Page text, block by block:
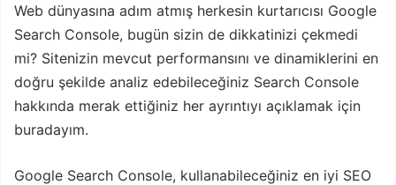
Web dünyasına adım atmış herkesin kurtarıcısı Google
Search Console, bugün sizin de dikkatinizi çekmedi
mi? Sitenizin mevcut performansını ve dinamiklerini en
doğru şekilde analiz edebileceğiniz Search Console
hakkında merak ettiğiniz her ayrıntıyı açıklamak için
buradayım.
Google Search Console, kullanabileceğiniz en iyi SEO